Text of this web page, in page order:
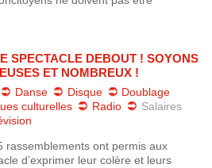
SPECTACLE DEBOUT ! SOYONS
ET NOMBREUX !
Danse Disque
Doublage
culturelles Radio
Salaires
rassemblements ont permis aux
d’exprimer leur colère et leurs